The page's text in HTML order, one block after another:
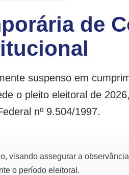
de
suspenso em
o pleito eleitoral de
nº 9.504/1997.
visando assegurar a
o período eleitoral.